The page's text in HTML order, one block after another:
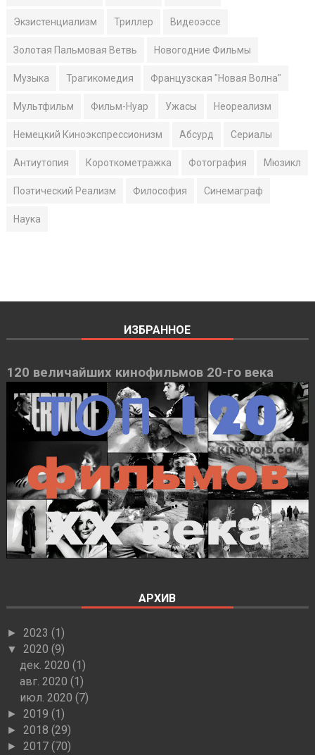
Экзистенциализм Триллер Видеоэссе
Золотая Пальмовая Ветвь Новогодние Фильмы
Музыка Трагикомедия Французская "Новая Волна"
Мультфильм Фильм-Нуар Ужасы Неореализм
Немецкий Киноэкспрессионизм Абсурд Сериалы
Антиутопия Короткометражка Фотография Мюзикл
Поэтический Реализм Философия Синемаграф
Наука
ИЗБРАННОЕ
120 величайших кинофильмов 20-го века
АРХИВ
► 2023 (1)
▼ 2020 (9)
дек. 2020(1)
авг. 2020(1)
июл. 2020(7)
► 2019 (1)
► 2018 (29)
► 2017 (70)